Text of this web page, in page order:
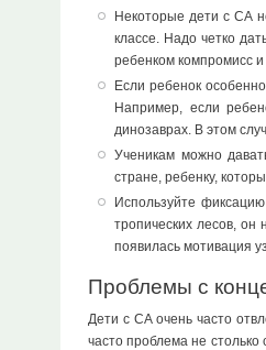
Некоторые дети с СА
классе. Надо четко
ребенком компромисс
Если ребенок
Например, если
динозаврах. В этом
Ученикам можно
стране, ребенку,
Используйте
тропических лесов,
появилась мотивация
Проблемы с
Дети с СА очень часто
часто проблема не